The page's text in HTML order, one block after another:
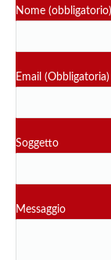
Nome (obbligatorio)
Email (Obbligatoria)
Soggetto
Messaggio